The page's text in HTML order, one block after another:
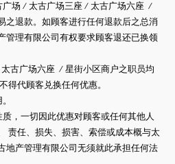
广场 / 太古广场三座 / 太古广场六座 /
之退款。如顾客进行任何退款后之总消
管理有限公司有权要求顾客退还已换领
古广场六座 / 星街小区商户之职员均
得代顾客兑换任何优惠。
，一切因此优惠对顾客或任何其他人
责任、损失、损害、索偿或成本概与太
地产管理有限公司无须就此承担任何法